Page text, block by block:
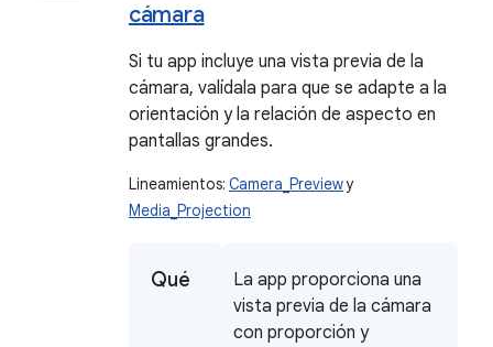
cámara
Si tu app incluye una vista previa de la
cámara, valídala para que se adapte a la
orientación y la relación de aspecto en
pantallas grandes.
Lineamientos: Camera_Previewy
Media_Projection
Qué
La app proporciona una
vista previa de la cámara
con proporción y